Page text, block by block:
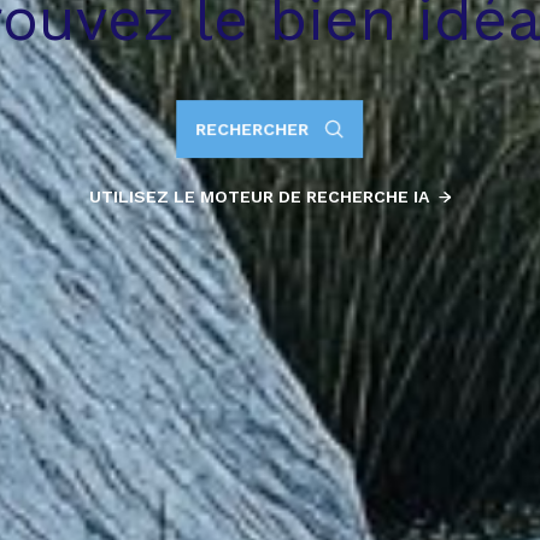
le bien
RECHERCHER
UTILISEZ LE MOTEUR DE RECHERCHE IA